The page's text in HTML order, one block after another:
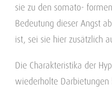
sie zu den somato-
Bedeutung dieser Angst
ist, sei sie hier zusätzlich
Die Charakteristika der
wiederholte